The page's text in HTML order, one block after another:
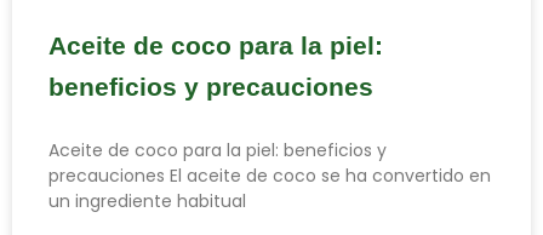
Aceite de coco para la piel:
beneficios y precauciones
Aceite de coco para la piel: beneficios y
precauciones El aceite de coco se ha convertido en
un ingrediente habitual